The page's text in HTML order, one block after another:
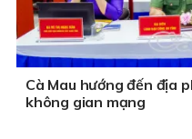
Cà Mau hướng đến địa
không gian mạng